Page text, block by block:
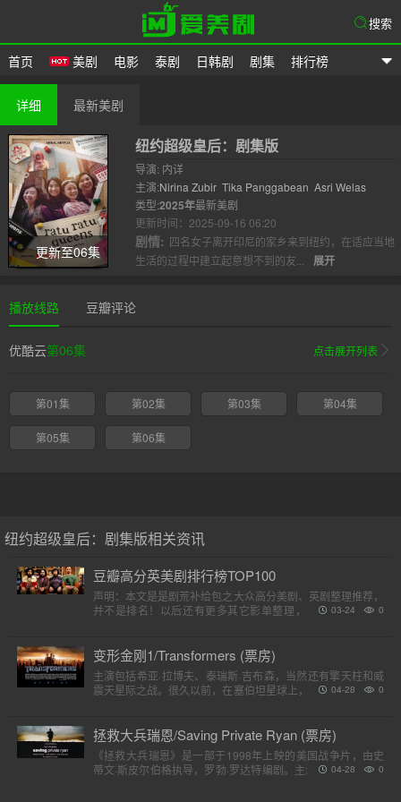
首页 美剧 电影 泰剧 日韩剧 剧集 排行榜
搜索
详细 最新美剧
更新至06集
纽约超级皇后：剧集版
导演: 内详
主演:Nirina Zubir Tika Panggabean Asri Welas
类型:2025年最新美剧
更新时间：2025-09-16 06:20
剧情: 四名女子离开印尼的家乡来到纽约，在适应当地
生活的过程中建立起意想不到的友...
展开
播放线路 豆瓣评论
优酷云第06集 点击展开列表
第01集 第02集 第03集 第04集
第05集 第06集
纽约超级皇后：剧集版相关资讯
豆瓣高分英美剧排行榜TOP100
声明：本文是是剧荒补给包之大众高分美剧、英剧整理推荐，
并不是排名！以后还有更多其它影单整理，请各位收藏好。
0
03-24
变形金刚1/Transformers (票房)
主演包括希亚·拉博夫、泰瑞斯·吉布森，当然还有擎天柱和威
震天星际之战。很久以前，在塞伯坦星球上，一个巨大的，强
0
04-28
拯救大兵瑞恩/Saving Private Ryan (票房)
《拯救大兵瑞恩》是一部于1998年上映的美国战争片，由史
蒂文·斯皮尔伯格执导，罗勃·罗达特编剧。主演包括汤姆·汉克
0
04-28